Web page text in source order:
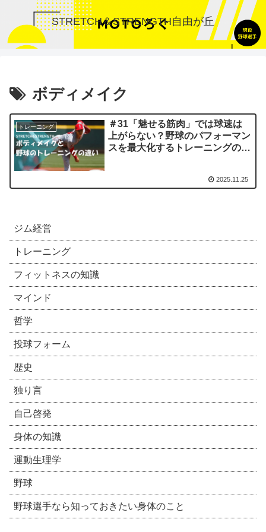
STRETCH＆STRENGTH自由が丘
ボディメイク
トレーニング
＃31「魅せる筋肉」では球速は
上がらない？野球のパフォーマン
スを最大化するトレーニングの選
2025.11.25
ジム経営
トレーニング
フィットネスの知識
マインド
哲学
投球フォーム
歴史
独り言
自己啓発
身体の知識
運動生理学
野球
野球選手なら知っておきたい身体のこと